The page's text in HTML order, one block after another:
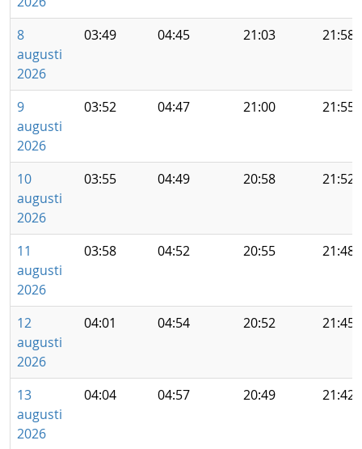
8
augusti
2026
03:49 04:45 21:03 21:58
9
augusti
2026
03:52 04:47 21:00 21:55
10
augusti
2026
03:55 04:49 20:58 21:52
11
augusti
2026
03:58 04:52 20:55 21:48
12
augusti
2026
04:01 04:54 20:52 21:45
13
augusti
2026
04:04 04:57 20:49 21:42